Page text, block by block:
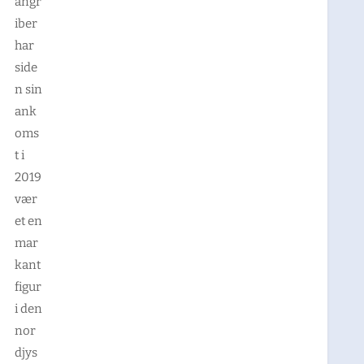
iber
har
side
n sin
ank
oms
t i
2019
vær
et en
mar
kant
figur
i den
nor
djys